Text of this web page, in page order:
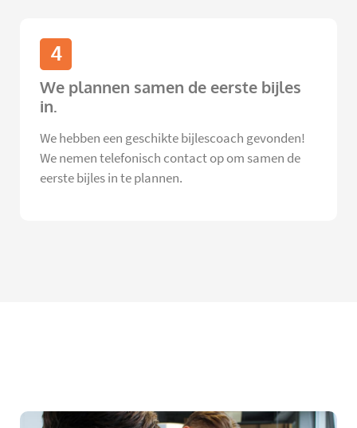
4
We plannen samen de eerste bijles
in.
We hebben een geschikte bijlescoach gevonden!
We nemen telefonisch contact op om samen de
eerste bijles in te plannen.